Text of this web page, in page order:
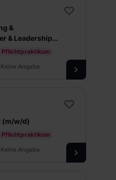
&
& Leadership
Pflichtpraktikum
Keine Angabe
(m/w/d)
Pflichtpraktikum
Keine Angabe